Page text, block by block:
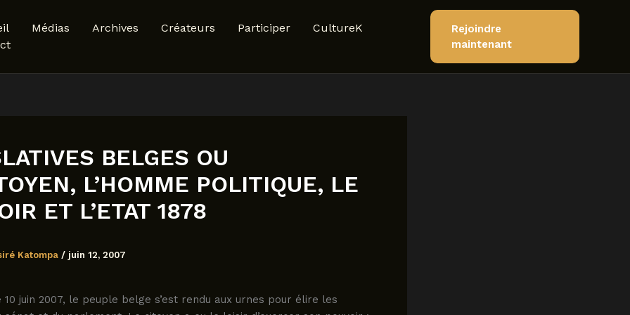
Médias Archives Créateurs Participer
CultureK
Rejoindre
maintenant
BELGES OU
L’HOMME POLITIQUE, LE
ET L’ETAT 1878
Katompa / juin 12, 2007
10 juin 2007, le peuple belge s’est rendu aux urnes pour élire les